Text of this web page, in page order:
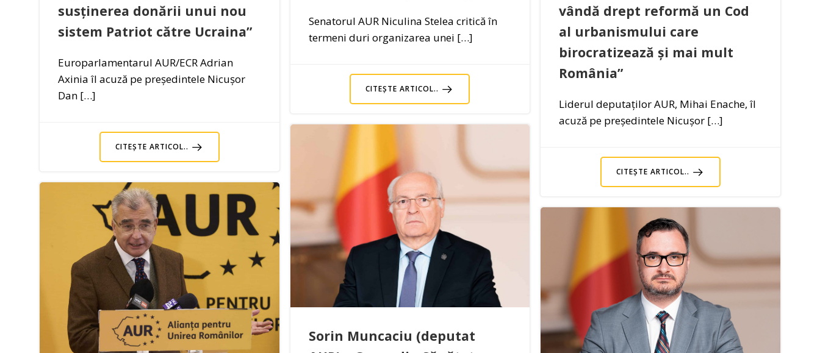
susținerea donării unui nou
sistem Patriot către Ucraina”
Europarlamentarul AUR/ECR Adrian
Axinia îl acuză pe președintele Nicușor
Dan […]
CITEȘTE ARTICOL..
Senatorul AUR Niculina Stelea critică în
termeni duri organizarea unei […]
CITEȘTE ARTICOL..
vândă drept reformă un Cod
al urbanismului care
birocratizează și mai mult
România”
Liderul deputaților AUR, Mihai Enache, îl
acuză pe președintele Nicușor […]
CITEȘTE ARTICOL..
Sorin Muncaciu (deputat